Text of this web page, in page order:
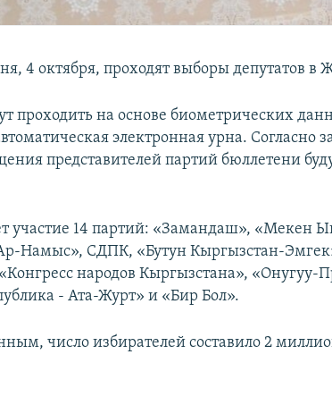
4 октября, проходят выборы депутатов в
проходить на основе биометрических
электронная урна. Согласно
представителей партий бюллетени
участие 14 партий: «Замандаш», «Мекен
Намыс», СДПК, «Бутун Кыргызстан-
народов Кыргызстана», «Онугуу-
- Ата-Журт» и «Бир Бол».
число избирателей составило 2